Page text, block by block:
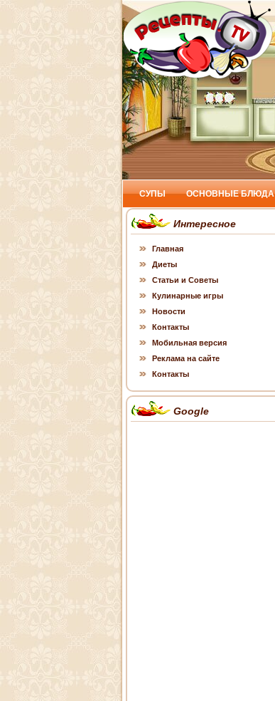
СУПЫ ОСНОВНЫЕ БЛЮДА
Интересное
Главная
Диеты
Статьи и Советы
Кулинарные игры
Новости
Контакты
Мобильная версия
Реклама на сайте
Контакты
Google